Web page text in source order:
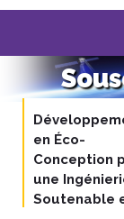
en Éco-
Conception
une
Soutenable